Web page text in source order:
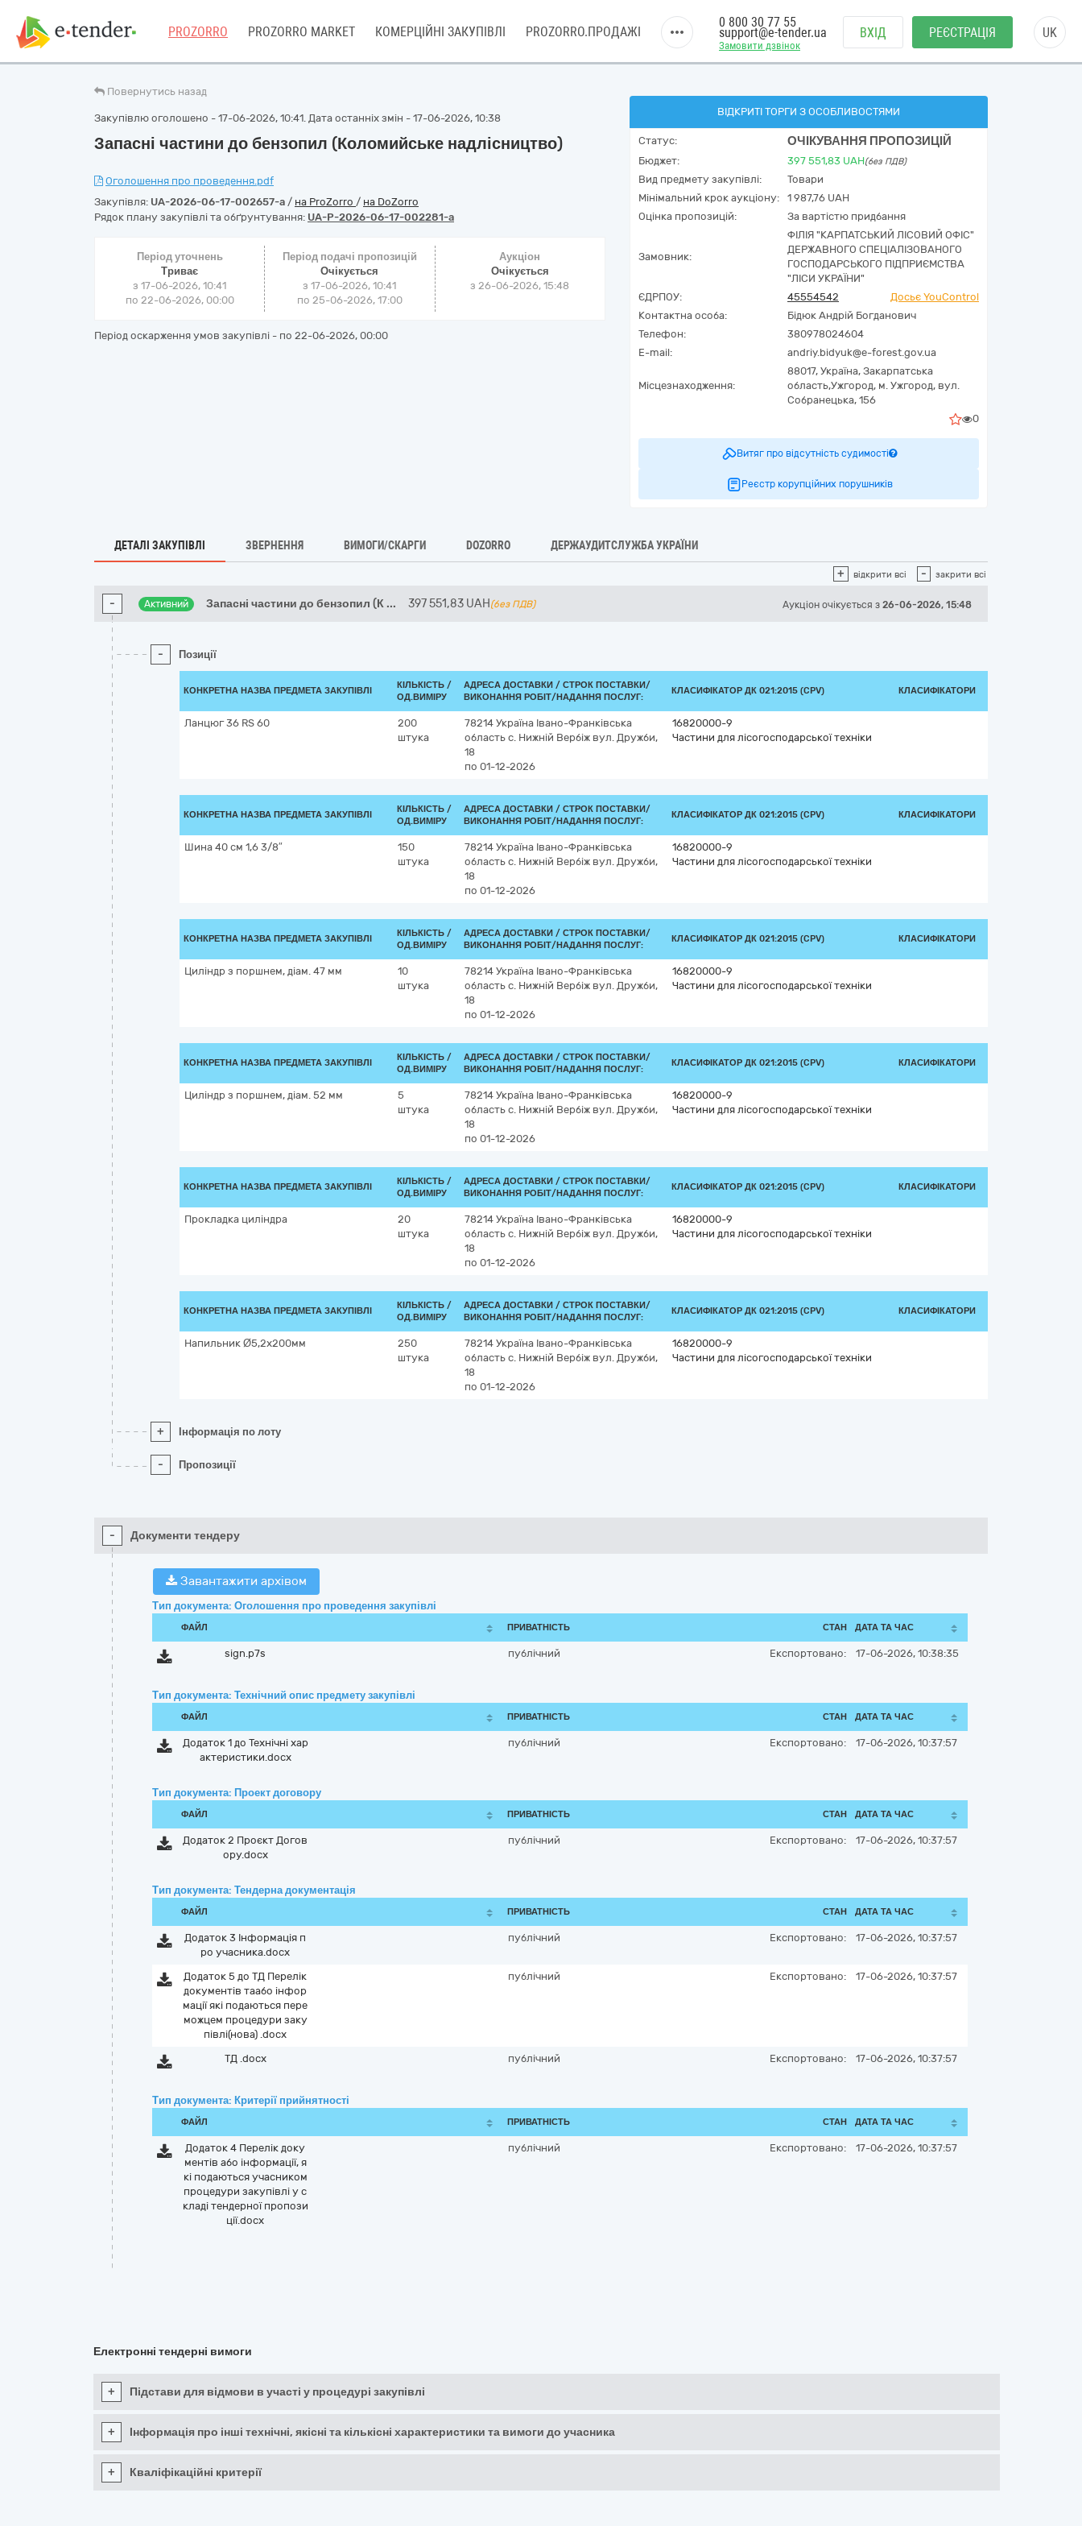
PROZORRO PROZORRO MARKET КОМЕРЦІЙНІ ЗАКУПІВЛІ PROZORRO.ПРОДАЖІ
Замовити дзвінок
0 800 30 77 55
support@e-tender.ua ВХІД РЕЄСТРАЦІЯ UK
Повернутись назад
Закупівлю оголошено - 17-06-2026, 10:41. Дата останніх змін - 17-06-2026, 10:38
Запасні частини до бензопил (Коломийське надлісництво)
Оголошення про проведення.pdf
Закупівля: UA-2026-06-17-002657-a / на ProZorro / на DoZorro
Рядок плану закупівлі та обґрунтування: UA-P-2026-06-17-002281-a
Період уточнень
Триває
з 17-06-2026, 10:41
по 22-06-2026, 00:00
Період подачі пропозицій
Очікується
з 17-06-2026, 10:41
по 25-06-2026, 17:00
Аукціон
Очікується
з26-06-2026, 15:48
Період оскарження умов закупівлі - по 22-06-2026, 00:00
ВІДКРИТІ ТОРГИ З ОСОБЛИВОСТЯМИ
Статус: ОЧІКУВАННЯ ПРОПОЗИЦІЙ
Бюджет: 397 551,83 UAH(без ПДВ)
Вид предмету закупівлі:
Товари
Мінімальний крок аукціону:
1 987,76 UAH
Оцінка пропозицій:
За вартістю придбання
Замовник:
ФІЛІЯ "КАРПАТСЬКИЙ ЛІСОВИЙ ОФІС"
ДЕРЖАВНОГО СПЕЦІАЛІЗОВАНОГО
ГОСПОДАРСЬКОГО ПІДПРИЄМСТВА
"ЛІСИ УКРАЇНИ"
ЄДРПОУ:
45554542
Досьє YouControl
Контактна особа:
Бідюк Андрій Богданович
Телефон:
380978024604
E-mail:
andriy.bidyuk@e-forest.gov.ua
Місцезнаходження:
88017, Україна, Закарпатська
область,Ужгород, м. Ужгород, вул.
Собранецька, 156
0
Витяг про відсутність судимості
Реєстр корупційних порушників
ДЕТАЛІ ЗАКУПІВЛІ ЗВЕРНЕННЯ ВИМОГИ/СКАРГИ DOZORRO ДЕРЖАУДИТСЛУЖБА УКРАЇНИ
+ відкрити всі - закрити всі
- Активний Запасні частини до бензопил (К ... 397 551,83 UAH (без ПДВ) Аукціон очікується з 26-06-2026, 15:48
- Позиції
КОНКРЕТНА НАЗВА ПРЕДМЕТА ЗАКУПІВЛІ
КІЛЬКІСТЬ /
ОД.ВИМІРУ
АДРЕСА ДОСТАВКИ / СТРОК ПОСТАВКИ/
ВИКОНАННЯ РОБІТ/НАДАННЯ ПОСЛУГ:
КЛАСИФІКАТОР ДК 021:2015 (CPV) КЛАСИФІКАТОРИ
Ланцюг 36 RS 60
200
штука
78214 Україна Івано-Франківська
область с. Нижній Вербіж вул. Дружби,
18
по 01-12-2026
16820000-9
Частини для лісогосподарської техніки
КОНКРЕТНА НАЗВА ПРЕДМЕТА ЗАКУПІВЛІ
КІЛЬКІСТЬ /
ОД.ВИМІРУ
АДРЕСА ДОСТАВКИ / СТРОК ПОСТАВКИ/
ВИКОНАННЯ РОБІТ/НАДАННЯ ПОСЛУГ:
КЛАСИФІКАТОР ДК 021:2015 (CPV) КЛАСИФІКАТОРИ
Шина 40 см 1,6 3/8″
150
штука
78214 Україна Івано-Франківська
область с. Нижній Вербіж вул. Дружби,
18
по 01-12-2026
16820000-9
Частини для лісогосподарської техніки
КОНКРЕТНА НАЗВА ПРЕДМЕТА ЗАКУПІВЛІ
КІЛЬКІСТЬ /
ОД.ВИМІРУ
АДРЕСА ДОСТАВКИ / СТРОК ПОСТАВКИ/
ВИКОНАННЯ РОБІТ/НАДАННЯ ПОСЛУГ:
КЛАСИФІКАТОР ДК 021:2015 (CPV) КЛАСИФІКАТОРИ
Циліндр з поршнем, діам. 47 мм
10
штука
78214 Україна Івано-Франківська
область с. Нижній Вербіж вул. Дружби,
18
по 01-12-2026
16820000-9
Частини для лісогосподарської техніки
КОНКРЕТНА НАЗВА ПРЕДМЕТА ЗАКУПІВЛІ
КІЛЬКІСТЬ /
ОД.ВИМІРУ
АДРЕСА ДОСТАВКИ / СТРОК ПОСТАВКИ/
ВИКОНАННЯ РОБІТ/НАДАННЯ ПОСЛУГ:
КЛАСИФІКАТОР ДК 021:2015 (CPV) КЛАСИФІКАТОРИ
Циліндр з поршнем, діам. 52 мм
5
штука
78214 Україна Івано-Франківська
область с. Нижній Вербіж вул. Дружби,
18
по 01-12-2026
16820000-9
Частини для лісогосподарської техніки
КОНКРЕТНА НАЗВА ПРЕДМЕТА ЗАКУПІВЛІ
КІЛЬКІСТЬ /
ОД.ВИМІРУ
АДРЕСА ДОСТАВКИ / СТРОК ПОСТАВКИ/
ВИКОНАННЯ РОБІТ/НАДАННЯ ПОСЛУГ:
КЛАСИФІКАТОР ДК 021:2015 (CPV) КЛАСИФІКАТОРИ
Прокладка циліндра
20
штука
78214 Україна Івано-Франківська
область с. Нижній Вербіж вул. Дружби,
18
по 01-12-2026
16820000-9
Частини для лісогосподарської техніки
КОНКРЕТНА НАЗВА ПРЕДМЕТА ЗАКУПІВЛІ
КІЛЬКІСТЬ /
ОД.ВИМІРУ
АДРЕСА ДОСТАВКИ / СТРОК ПОСТАВКИ/
ВИКОНАННЯ РОБІТ/НАДАННЯ ПОСЛУГ:
КЛАСИФІКАТОР ДК 021:2015 (CPV) КЛАСИФІКАТОРИ
Напильник Ø5,2х200мм
250
штука
78214 Україна Івано-Франківська
область с. Нижній Вербіж вул. Дружби,
18
по 01-12-2026
16820000-9
Частини для лісогосподарської техніки
+ Інформація по лоту
- Пропозиції
- Документи тендеру
Завантажити архівом
Тип документа: Оголошення про проведення закупівлі
ФАЙЛ ПРИВАТНІСТЬ СТАН ДАТА ТА ЧАС
sign.p7s публічний Експортовано: 17-06-2026, 10:38:35
Тип документа: Технічний опис предмету закупівлі
ФАЙЛ ПРИВАТНІСТЬ СТАН ДАТА ТА ЧАС
Додаток 1 до Технічні хар
актеристики.docx
публічний Експортовано: 17-06-2026, 10:37:57
Тип документа: Проект договору
ФАЙЛ ПРИВАТНІСТЬ СТАН ДАТА ТА ЧАС
Додаток 2 Проєкт Догов
ору.docx
публічний Експортовано: 17-06-2026, 10:37:57
Тип документа: Тендерна документація
ФАЙЛ ПРИВАТНІСТЬ СТАН ДАТА ТА ЧАС
Додаток 3 Інформація п
ро учасника.docx
публічний Експортовано: 17-06-2026, 10:37:57
Додаток 5 до ТД Перелік
документів таабо інфор
мації які подаються пере
можцем процедури заку
півлі(нова) .docx
публічний Експортовано: 17-06-2026, 10:37:57
ТД .docx публічний Експортовано: 17-06-2026, 10:37:57
Тип документа: Критерії прийнятності
ФАЙЛ ПРИВАТНІСТЬ СТАН ДАТА ТА ЧАС
Додаток 4 Перелік доку
ментів або інформації, я
кі подаються учасником
процедури закупівлі у с
кладі тендерної пропози
ції.docx
публічний Експортовано: 17-06-2026, 10:37:57
Електронні тендерні вимоги
+ Підстави для відмови в участі у процедурі закупівлі
+ Інформація про інші технічні, якісні та кількісні характеристики та вимоги до учасника
+ Кваліфікаційні критерії